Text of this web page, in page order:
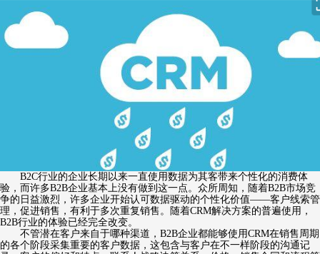
B2C行业的企业长期以来一直使用数据为其客带来个性化的消费体
验，而许多B2B企业基本上没有做到这一点。众所周知，随着B2B市场竞
争的日益激烈，许多企业开始认可数据驱动的个性化价值——客户线索管
理，促进销售，有利于多次重复销售。随着CRM解决方案的普遍使用，
B2B行业的体验已经完全改变。
不管潜在客户来自于哪种渠道，B2B企业都能够使用CRM在销售周期
的各个阶段采集重要的客户数据，这包含与客户在不一样阶段的沟通记